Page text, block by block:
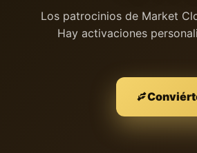
Los patrocinios de Market
Hay activaciones